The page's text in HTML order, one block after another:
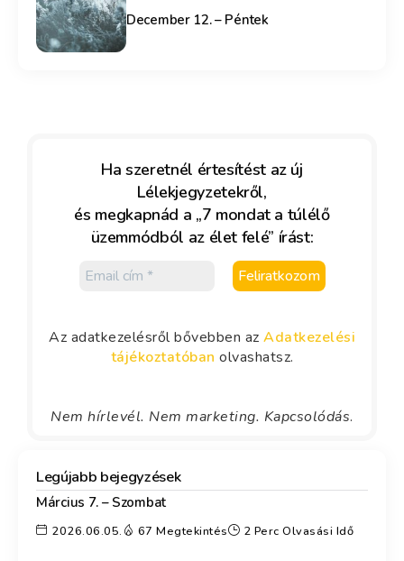
December 12. – Péntek
Ha szeretnél értesítést az új
Lélekjegyzetekről,
és megkapnád a „7 mondat a túlélő
üzemmódból az élet felé” írást:
Az adatkezelésről bővebben az Adatkezelési
tájékoztatóban olvashatsz.
Nem hírlevél. Nem marketing. Kapcsolódás.
Legújabb bejegyzések
Március 7. – Szombat
2026.06.05. 67 Megtekintés 2 Perc Olvasási Idő